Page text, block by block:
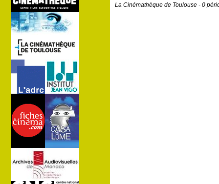
La Cinémathèque de Toulouse - 0